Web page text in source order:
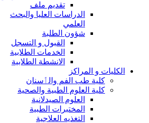
تقديم ملف
الدراسات العليا والبحث
العلمي
شؤون الطلبة
القبول و التسجل
الخدمات الطلابية
الانشطة الطلابية
الكليات و المراكز
كلية طب الفم والٲسنان
كلية العلوم الطبية والصحية
العلوم الصيدلانية
المختبرات الطبية
التغذيه العلاجية